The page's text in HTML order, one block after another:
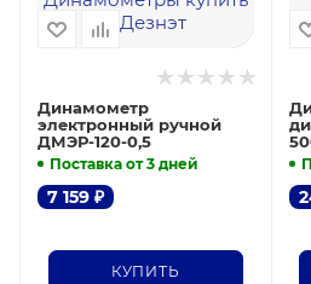
Динамометр
электронный ручной
ДМЭР-120-0,5
Поставка от 3 дней
7 159 ₽
КУПИТЬ